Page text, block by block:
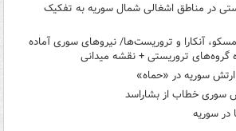
در مناطق اشغالی شمال سوریه به تفکیک
آنکارا و تروریست‌ها/ نیروهای سوری آماده
گروه‌های تروریستی + نقشه میدانی
سوریه در «حماه»
سوری خطاب از بشاراسد
در سوریه